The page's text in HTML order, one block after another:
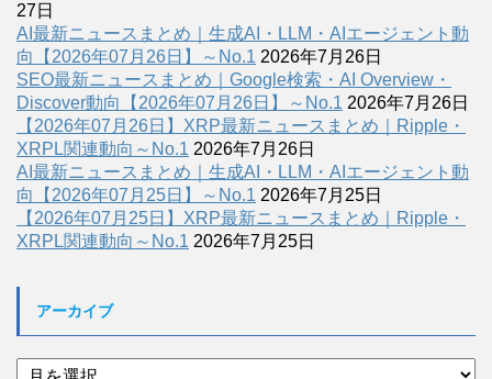
27日
AI最新ニュースまとめ｜生成AI・LLM・AIエージェント動
向【2026年07月26日】～No.1 2026年7月26日
SEO最新ニュースまとめ｜Google検索・AI Overview・
Discover動向【2026年07月26日】～No.1 2026年7月26日
【2026年07月26日】XRP最新ニュースまとめ｜Ripple・
XRPL関連動向～No.1 2026年7月26日
AI最新ニュースまとめ｜生成AI・LLM・AIエージェント動
向【2026年07月25日】～No.1 2026年7月25日
【2026年07月25日】XRP最新ニュースまとめ｜Ripple・
XRPL関連動向～No.1 2026年7月25日
アーカイブ
ア